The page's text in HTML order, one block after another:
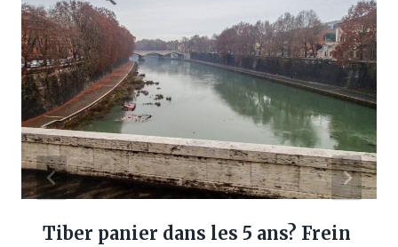
Tiber panier dans les 5 ans? Frein